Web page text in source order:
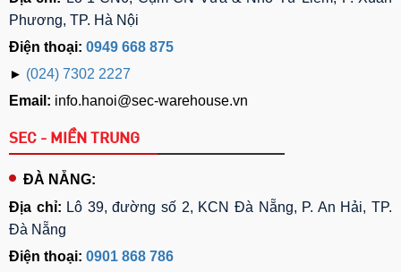
Phương, TP. Hà Nội
Điện thoại: 0949 668 875
► (024) 7302 2227
Email: info.hanoi@sec-warehouse.vn
SEC - MIỀN TRUNG
ĐÀ NẴNG:
Địa chỉ: Lô 39, đường số 2, KCN Đà Nẵng, P. An Hải, TP.
Đà Nẵng
Điện thoại: 0901 868 786